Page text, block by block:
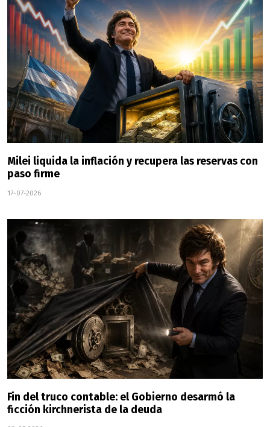
Milei liquida la inflación y recupera las reservas con
paso firme
17-07-2026
Fin del truco contable: el Gobierno desarmó la
ficción kirchnerista de la deuda